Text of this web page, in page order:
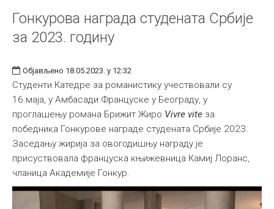
Гонкурова награда студената Србије
за 2023. годину
Објављено 18.05.2023. у 12:32
Студенти Катедре за романистику учествовали су
16.маја, у Амбасади Француске у Београду, у
проглашењу романа Брижит Жиро Vivre vite за
победника Гонкурове награде студената Србије 2023.
Заседању жирија за овогодишњу награду је
присуствовала француска књижевница Камиј Лоранс,
чланица Академије Гонкур.